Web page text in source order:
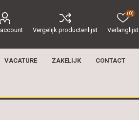
Vergelijk productenlijst Verlanglijst
(0)
VACATURE ZAKELIJK CONTACT